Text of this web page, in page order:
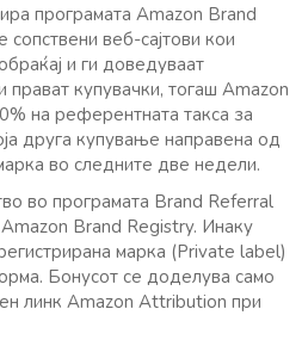
програмата Amazon Brand
веб-сајтови кои
и ги доведуваат
прават купувачки, тогаш Amazon
на референтната такса за
друга купување направена од
во следните две недели.
во програмата Brand Referral
Brand Registry. Инаку
марка (Private label)
Бонусот се доделува само
линк Amazon Attribution при